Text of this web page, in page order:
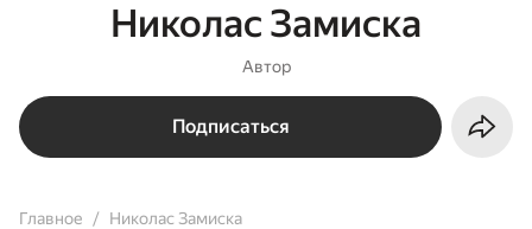
Николас Замиска
Автор
Подписаться
Главное Николас Замиска